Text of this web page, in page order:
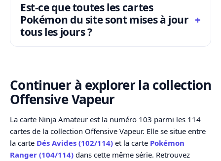
Est-ce que toutes les cartes
Pokémon du site sont mises à jour
tous les jours ?
Continuer à explorer la collection
Offensive Vapeur
La carte Ninja Amateur est la numéro 103 parmi les 114
cartes de la collection Offensive Vapeur. Elle se situe entre
la carte Dés Avides (102/114) et la carte Pokémon
Ranger (104/114) dans cette même série. Retrouvez